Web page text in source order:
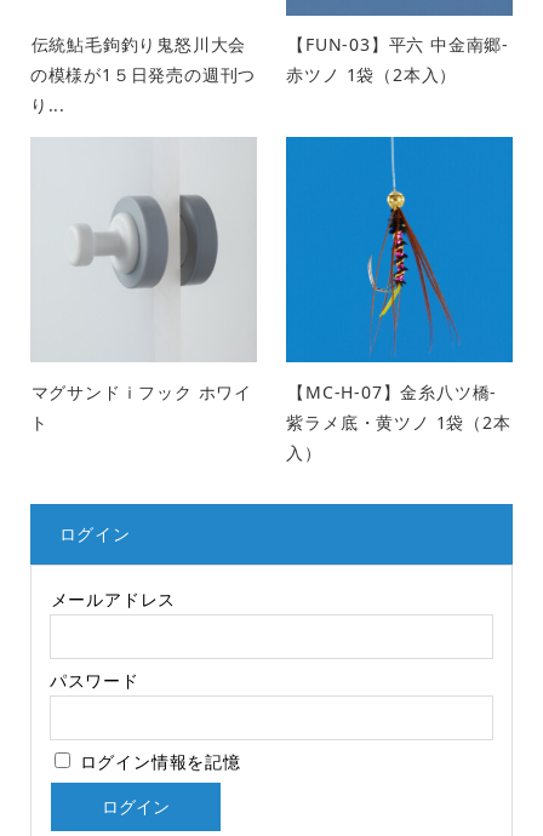
伝統鮎毛鉤釣り鬼怒川大会
の模様が1５日発売の週刊つ
り...
【FUN-03】平六 中金南郷-
赤ツノ 1袋（2本入）
マグサンドｉフック ホワイ
ト
【MC-H-07】金糸八ツ橋-
紫ラメ底・黄ツノ 1袋（2本
入）
ログイン
メールアドレス
パスワード
ログイン情報を記憶